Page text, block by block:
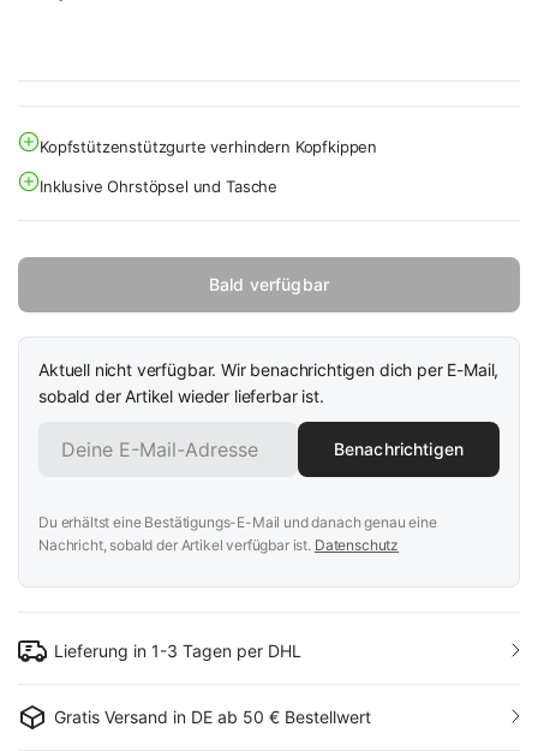
Kopfstützenstützgurte verhindern Kopfkippen
Inklusive Ohrstöpsel und Tasche
Bald verfügbar
Aktuell nicht verfügbar. Wir benachrichtigen dich per E-Mail,
sobald der Artikel wieder lieferbar ist.
Benachrichtigen
Du erhältst eine Bestätigungs-E-Mail und danach genau eine
Nachricht, sobald der Artikel verfügbar ist. Datenschutz
Lieferung in 1-3 Tagen per DHL
Gratis Versand in DE ab 50 € Bestellwert